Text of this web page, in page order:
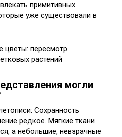
примитивных
уже существовали в
могли
Сохранность
редкое. Мягкие ткани
а небольшие, невзрачные